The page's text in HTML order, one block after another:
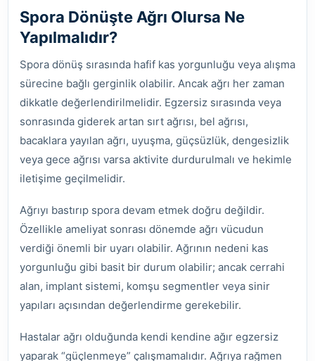
Spora Dönüşte Ağrı Olursa Ne
Yapılmalıdır?
Spora dönüş sırasında hafif kas yorgunluğu veya alışma
sürecine bağlı gerginlik olabilir. Ancak ağrı her zaman
dikkatle değerlendirilmelidir. Egzersiz sırasında veya
sonrasında giderek artan sırt ağrısı, bel ağrısı,
bacaklara yayılan ağrı, uyuşma, güçsüzlük, dengesizlik
veya gece ağrısı varsa aktivite durdurulmalı ve hekimle
iletişime geçilmelidir.
Ağrıyı bastırıp spora devam etmek doğru değildir.
Özellikle ameliyat sonrası dönemde ağrı vücudun
verdiği önemli bir uyarı olabilir. Ağrının nedeni kas
yorgunluğu gibi basit bir durum olabilir; ancak cerrahi
alan, implant sistemi, komşu segmentler veya sinir
yapıları açısından değerlendirme gerekebilir.
Hastalar ağrı olduğunda kendi kendine ağır egzersiz
yaparak “güçlenmeye” çalışmamalıdır. Ağrıya rağmen